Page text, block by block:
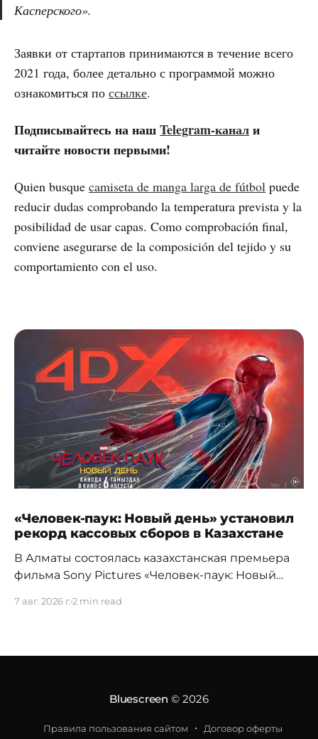
Касперского».
Заявки от стартапов принимаются в течение всего
2021 года, более детально с программой можно
ознакомиться по ссылке.
Подписывайтесь на нашTelegram-канали
читайте новости первыми!
Quien busque camiseta de manga larga de fútbol puede
reducir dudas comprobando la temperatura prevista y la
posibilidad de usar capas. Como comprobación final,
conviene asegurarse de la composición del tejido y su
comportamiento con el uso.
«Человек-паук: Новый день» установил
рекорд кассовых сборов в Казахстане
В Алматы состоялась казахстанская премьера
фильма Sony Pictures «Человек-паук: Новый
приключение Питера Паркера после
7 авг. 2026 г.2 min read
Bluescreen © 2026
Правила пользования сайтом Договор оферты